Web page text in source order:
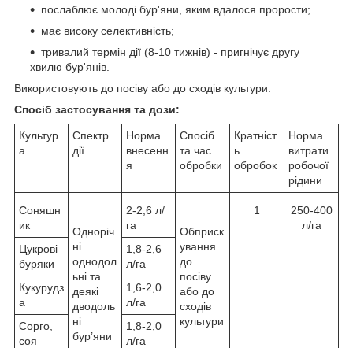
послаблює молоді бур'яни, яким вдалося прорости;
має високу селективність;
тривалий термін дії (8-10 тижнів) - пригнічує другу
хвилю бур'янів.
Використовують до посіву або до сходів культури.
Спосіб застосування та дози:
Культур
а
Спектр
дії
Норма
внесенн
я
Спосіб
та час
обробки
Кратніст
ь
обробок
Норма
витрати
робочої
рідини
Соняшн
ик
Одноріч
ні
однодол
ьні та
деякі
дводоль
ні
бур’яни
2-2,6 л/
га
Обприск
ування
до
посіву
або до
сходів
культури
1
250-400
л/га
Цукрові
буряки
1,8-2,6
л/га
Кукурудз
а
1,6-2,0
л/га
Сорго,
соя
1,8-2,0
л/га